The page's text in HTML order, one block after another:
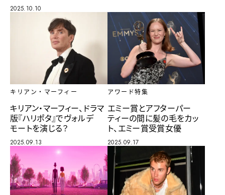
2025.10.10
キリアン・マーフィー
キリアン・マーフィー、ドラマ
版『ハリポタ』でヴォルデ
モートを演じる？
2025.09.13
アワード特集
エミー賞とアフターパー
ティーの間に髪の毛をカッ
ト、エミー賞受賞女優
2025.09.17